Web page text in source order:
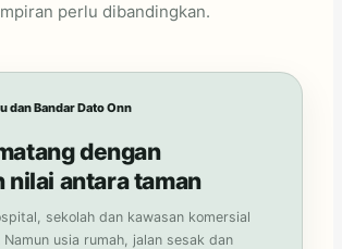
perlu dibandingkan.
dan Bandar Dato Onn
dengan
nilai antara taman
sekolah dan kawasan komersial
usia rumah, jalan sesak dan